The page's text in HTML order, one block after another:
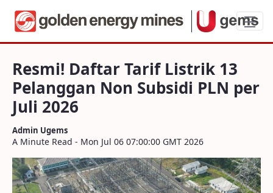
Resmi! Daftar Tarif Listrik 13 Pelanggan
Resmi! Daftar Tarif Listrik 13
Pelanggan Non Subsidi PLN per
Juli 2026
Admin Ugems
A Minute Read - Mon Jul 06 07:00:00 GMT 2026